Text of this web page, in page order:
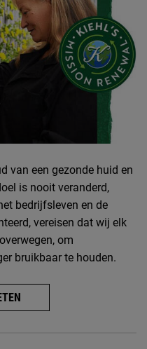
van een gezonde huid en
is nooit veranderd,
bedrijfsleven en de
vereisen dat wij elk
om
bruikbaar te houden.